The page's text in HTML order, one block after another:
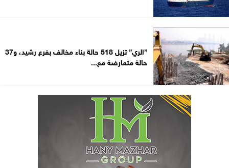
”الري” تزيل 518 حالة بناء مخالف بفرع رشيد، و37
حالة متعارضة مع...